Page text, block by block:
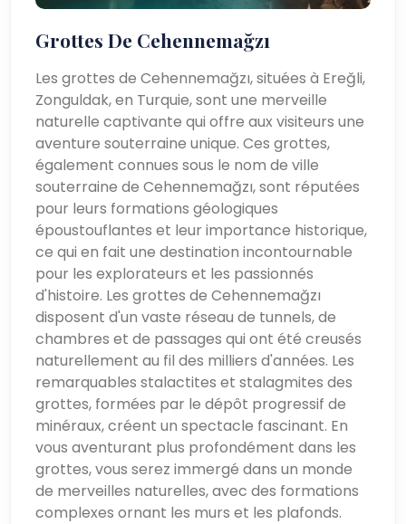
Grottes De Cehennemağzı
Les grottes de Cehennemağzı, situées à Ereğli,
Zonguldak, en Turquie, sont une merveille
naturelle captivante qui offre aux visiteurs une
aventure souterraine unique. Ces grottes,
également connues sous le nom de ville
souterraine de Cehennemağzı, sont réputées
pour leurs formations géologiques
époustouflantes et leur importance historique,
ce qui en fait une destination incontournable
pour les explorateurs et les passionnés
d'histoire. Les grottes de Cehennemağzı
disposent d'un vaste réseau de tunnels, de
chambres et de passages qui ont été creusés
naturellement au fil des milliers d'années. Les
remarquables stalactites et stalagmites des
grottes, formées par le dépôt progressif de
minéraux, créent un spectacle fascinant. En
vous aventurant plus profondément dans les
grottes, vous serez immergé dans un monde
de merveilles naturelles, avec des formations
complexes ornant les murs et les plafonds.